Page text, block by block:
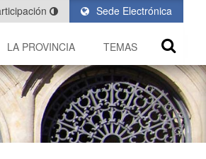
Sede Electrónica
LA PROVINCIA TEMAS